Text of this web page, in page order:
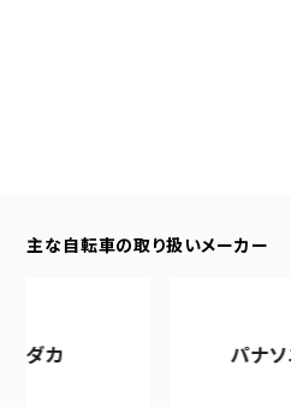
主な自転車の取り扱いメーカー
パナソニック